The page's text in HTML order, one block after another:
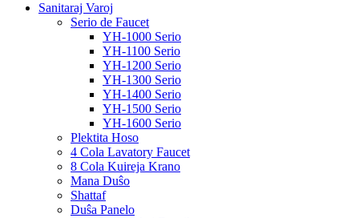
Sanitaraj Varoj
Serio de Faucet
YH-1000 Serio
YH-1100 Serio
YH-1200 Serio
YH-1300 Serio
YH-1400 Serio
YH-1500 Serio
YH-1600 Serio
Plektita Hoso
4 Cola Lavatory Faucet
8 Cola Kuireja Krano
Mana Duŝo
Shattaf
Duŝa Panelo